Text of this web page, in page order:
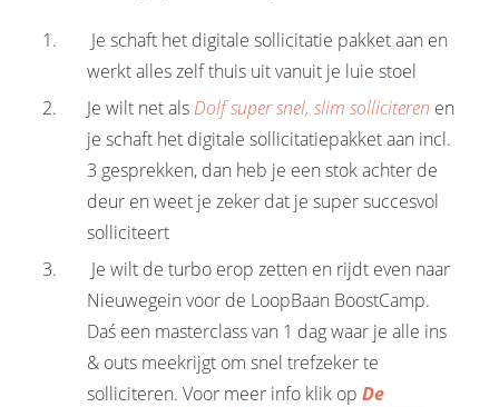
Je schaft het digitale sollicitatie pakket aan en
werkt alles zelf thuis uit vanuit je luie stoel
Je wilt net als Dolf super snel, slim solliciteren en
je schaft het digitale sollicitatiepakket aan incl.
3 gesprekken, dan heb je een stok achter de
deur en weet je zeker dat je super succesvol
solliciteert
Je wilt de turbo erop zetten en rijdt even naar
Nieuwegein voor de LoopBaan BoostCamp.
Daś een masterclass van 1 dag waar je alle ins
& outs meekrijgt om snel trefzeker te
solliciteren. Voor meer info klik opDe